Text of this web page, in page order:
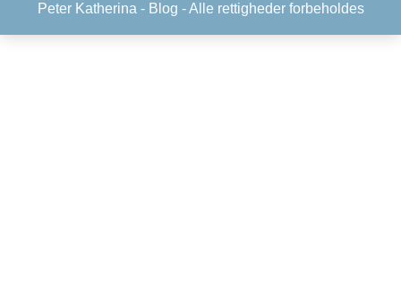
Peter Katherina - Blog - Alle rettigheder forbeholdes